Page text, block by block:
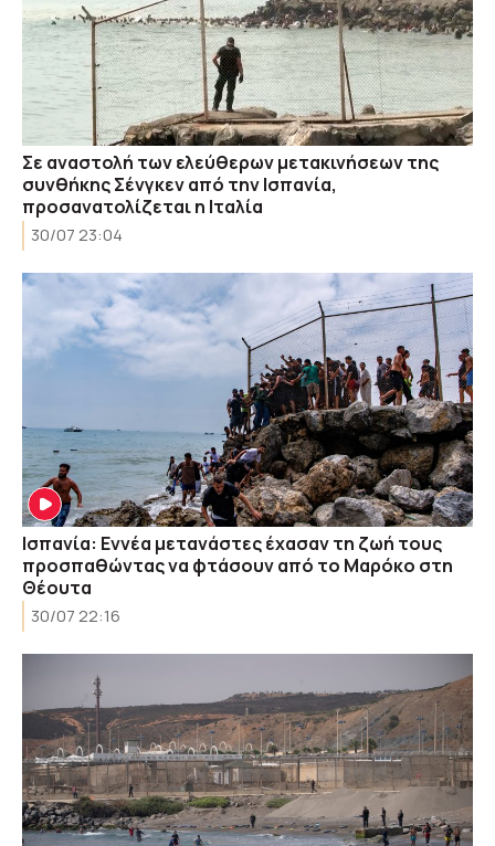
Σε αναστολή των ελεύθερων μετακινήσεων της
συνθήκης Σένγκεν από την Ισπανία,
προσανατολίζεται η Ιταλία
30/07 23:04
Ισπανία: Εννέα μετανάστες έχασαν τη ζωή τους
προσπαθώντας να φτάσουν από το Μαρόκο στη
Θέουτα
30/07 22:16